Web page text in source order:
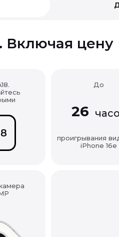
Включая цену
До
проигрывания
iPhone 16e
26